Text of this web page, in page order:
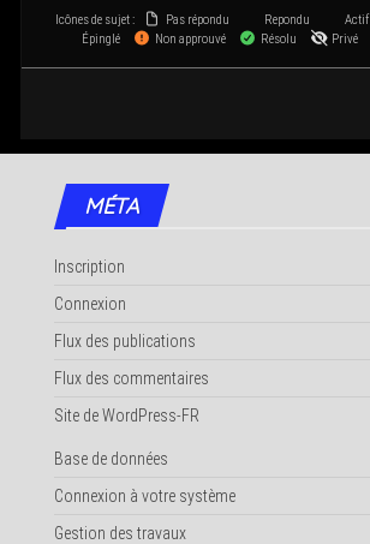
Icônes de sujet :
Pas répondu Repondu Actif
Épinglé
Non approuvé Résolu Privé
MÉTA
Inscription
Connexion
Flux des publications
Flux des commentaires
Site de WordPress-FR
Base de données
Connexion à votre système
Gestion des travaux